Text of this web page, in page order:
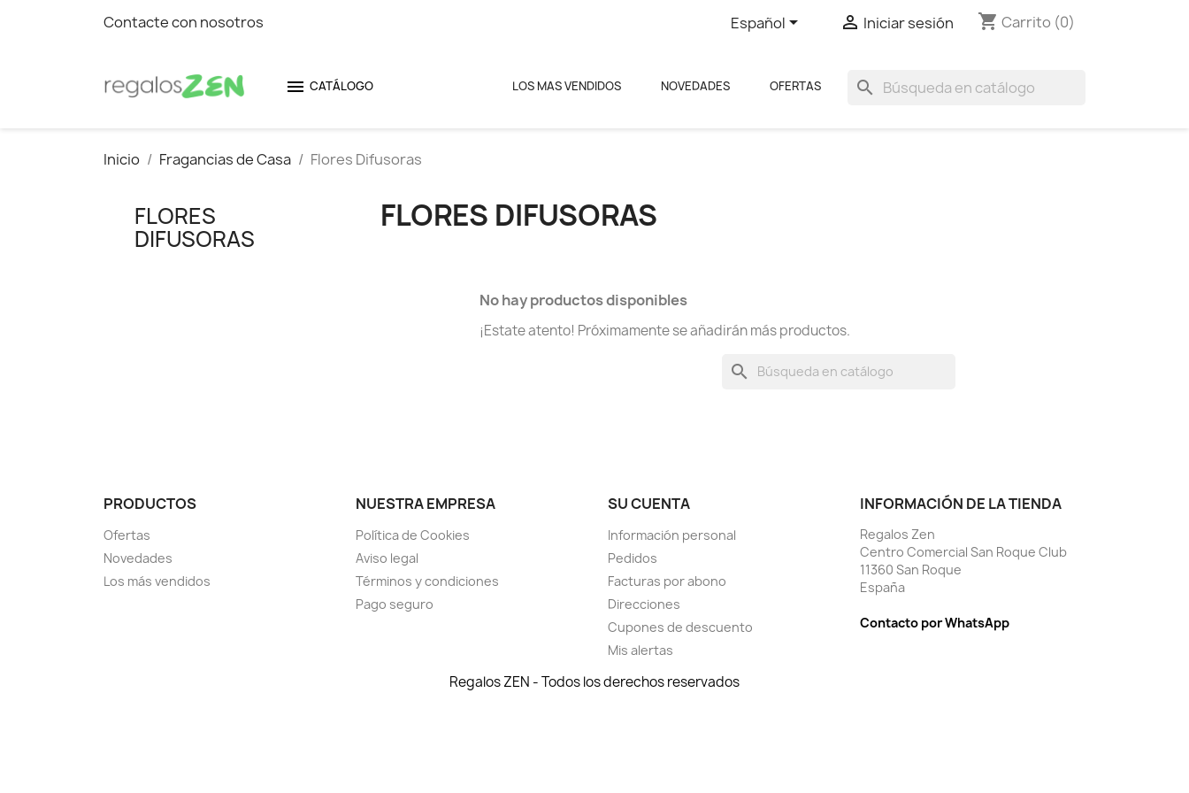
Contacte con nosotros Español  Iniciar sesión shopping_cart Carrito (0)
search
OFERTAS
NOVEDADES
LOS MAS VENDIDOS
 CATÁLOGO
Inicio Fragancias de Casa Flores Difusoras
FLORES
DIFUSORAS
FLORES DIFUSORAS
No hay productos disponibles
¡Estate atento! Próximamente se añadirán más productos.
search
PRODUCTOS
Ofertas
Novedades
Los más vendidos
NUESTRA EMPRESA
Política de Cookies
Aviso legal
Términos y condiciones
Pago seguro
SU CUENTA
Información personal
Pedidos
Facturas por abono
Direcciones
Cupones de descuento
Mis alertas
INFORMACIÓN DE LA TIENDA
Regalos Zen
Centro Comercial San Roque Club
11360 San Roque
España
Contacto por WhatsApp
Regalos ZEN - Todos los derechos reservados